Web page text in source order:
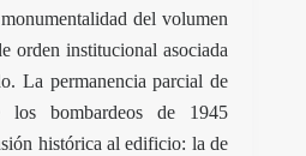
del volumen
orden institucional asociada
La permanencia parcial de
los bombardeos de 1945
histórica al edificio: la de